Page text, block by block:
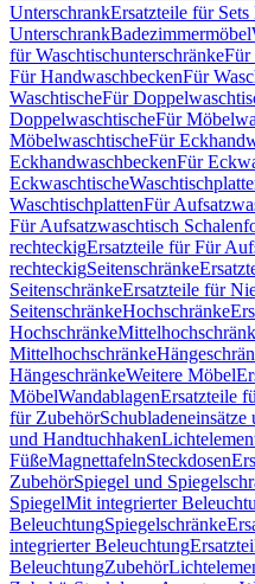
UnterschrankErsatzteile für
UnterschrankBadezimmermöbel
für WaschtischunterschränkeFür
Für HandwaschbeckenFür
WaschtischeFür
DoppelwaschtischeFür
MöbelwaschtischeFür
EckhandwaschbeckenFür
Eckwaschtische
WaschtischplattenFür
Für Aufsatzwaschtisch
rechteckigErsatzteile für Für
rechteckigSeitenschränke
SeitenschränkeErsatzteile für
SeitenschränkeHochschränke
Hochschränke
Mittelhochschränke
HängeschränkeWeitere Möbel
MöbelWandablagenErsatzteile
für Zubehör
und Handtuchhaken
FüßeMagnettafelnSteckdosen
ZubehörSpiegel und
SpiegelMit integrierter
BeleuchtungSpiegelschränke
integrierter Beleuchtung
BeleuchtungZubehör